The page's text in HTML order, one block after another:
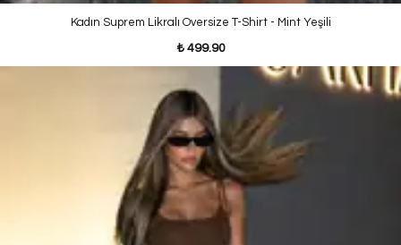
Kadın Suprem Likralı Oversize T-Shirt - Mint Yeşili
₺ 499.90